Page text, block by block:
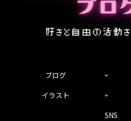
ブログ
イラスト
SNS